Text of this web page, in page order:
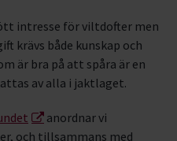
intresse för viltdofter men
krävs både kunskap och
är bra på att spåra är en
av alla i jaktlaget.
anordnar vi
och tillsammans med